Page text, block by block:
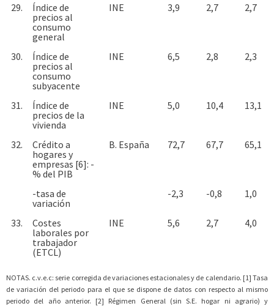
29.
Índice de
precios al
consumo
general
INE 3,9 2,7 2,7
30.
Índice de
precios al
consumo
subyacente
INE 6,5 2,8 2,3
31.
Índice de
precios de la
vivienda
INE 5,0 10,4 13,1
32.
Crédito a
hogares y
empresas [6]: -
% del PIB
B. España 72,7 67,7 65,1
-tasa de
variación
-2,3 -0,8 1,0
33.
Costes
laborales por
trabajador
(ETCL)
INE 5,6 2,7 4,0
NOTAS. c.v.e.c: serie corregida de variaciones estacionales y de calendario. [1] Tasa
de variación del periodo para el que se dispone de datos con respecto al mismo
periodo del año anterior. [2] Régimen General (sin S.E. hogar ni agrario) y